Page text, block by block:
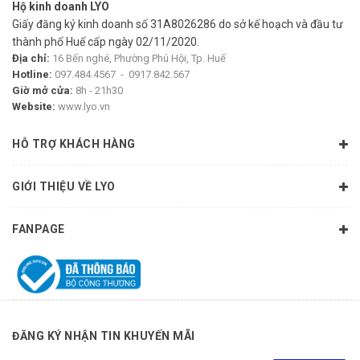
trắng, chủ động giúp ngăn mụn từ gốc nhờ hiệu quả làm
sạch sâu vượt trội
4. Giúp làm mờ các vết thâm mụn, giúp làn da đều màu hơn
chỉ sau 2 ngày
từ đó giúp làn da đều màu, sáng khỏe và rạng rỡ hơn chỉ sau
7 ngày
7. Được chứng minh lâm sàng giúp giảm đến -38% các vấn
sau 7 ngày
- Dạng gel trong, hòa với nước tạo bọt mịn
hương liệu, không paraben, không gây bít tắc.
Hộ kinh doanh LYO
Giấy đăng ký kinh doanh số 31A8026286 do sở kế hoạch và đầu tư
thành phố Huế cấp ngày 02/11/2020.
Địa chỉ: 16 Bến nghé, Phường Phú Hội, Tp. Huế
Hotline: 097.484.4567 - 0917.842.567
Giờ mở cửa: 8h - 21h30
Website: www.lyo.vn
HỖ TRỢ KHÁCH HÀNG
GIỚI THIỆU VỀ LYO
FANPAGE
ĐĂNG KÝ NHẬN TIN KHUYẾN MÃI